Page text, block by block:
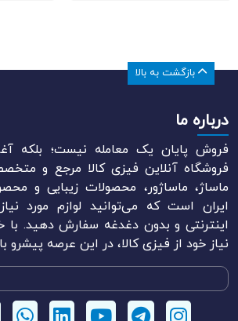
درباره ما
فروش پایان یک معامله نیست؛ بلکه
فروشگاه آنلاین فیزی کالا مرجع و
ماساژ، ماساژور، محصولات زیبایی و
ایران است که می‌توانید لوازم مورد
اینترنتی و بدون دغدغه سفارش دهید. با
نیاز خود از فیزی کالا، در این عرصه پیشرو
بازگشت به بالا